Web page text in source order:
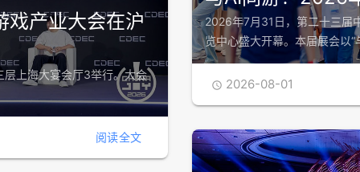
2026年7月31日，第二十三届
览中心盛大开幕。本届展会以
 2026-08-01
产业大会在沪
上海大宴会厅3举行。大会
阅读全文